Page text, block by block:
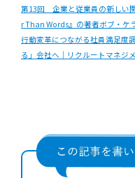
第13回 企業と従業員の新しい
r Than Words』の著者ボブ・ケ
行動変革につながる社員満足度
る」会社へ｜リクルートマネジ